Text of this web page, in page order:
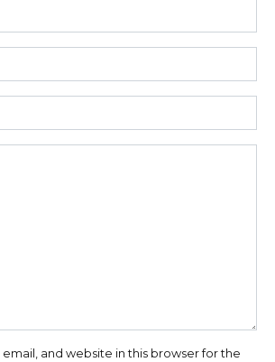
email, and website in this browser for the